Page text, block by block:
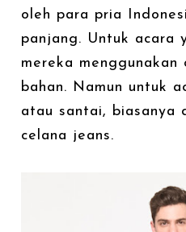
oleh para pria
panjang. Untuk acara
mereka menggunakan
bahan. Namun untuk
atau santai, biasanya
celana jeans.